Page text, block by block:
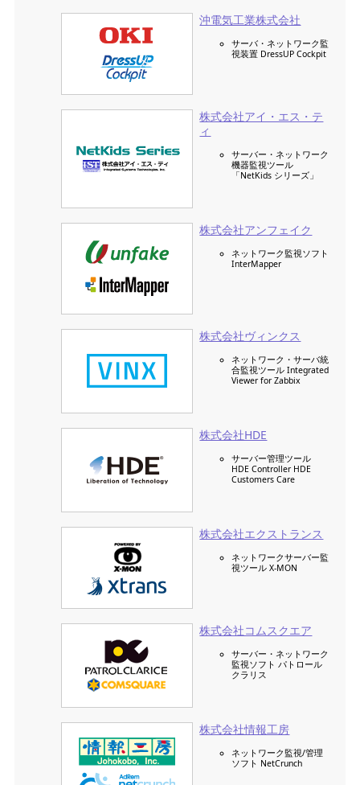
沖電気工業株式会社
サーバ・ネットワーク監
視装置 DressUP Cockpit
株式会社アイ・エス・テ
ィ
サーバー・ネットワーク
機器監視ツール
「NetKids シリーズ」
株式会社アンフェイク
ネットワーク監視ソフト
InterMapper
株式会社ヴィンクス
ネットワーク・サーバ統
合監視ツール Integrated
Viewer for Zabbix
株式会社HDE
サーバー管理ツール
HDE Controller HDE
Customers Care
株式会社エクストランス
ネットワークサーバー監
視ツール X-MON
株式会社コムスクエア
サーバー・ネットワーク
監視ソフト パトロール
クラリス
株式会社情報工房
ネットワーク監視/管理
ソフト NetCrunch